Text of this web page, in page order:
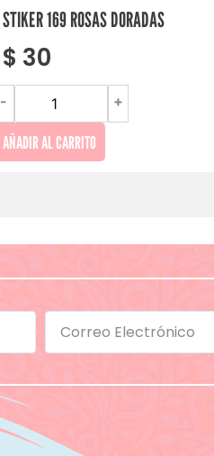
STIKER 169 ROSAS DORADAS
$ 30
- +
AÑADIR AL CARRITO